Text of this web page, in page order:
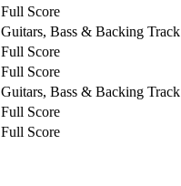
Full Score
Guitars, Bass & Backing Track
Full Score
Full Score
Guitars, Bass & Backing Track
Full Score
Full Score